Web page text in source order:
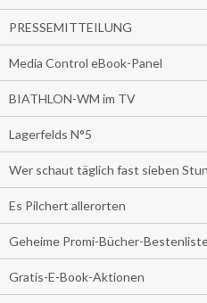
PRESSEMITTEILUNG
Media Control eBook-Panel
BIATHLON-WM im TV
Lagerfelds N°5
Wer schaut täglich fast sieben
Es Pilchert allerorten
Geheime Promi-Bücher-
Gratis-E-Book-Aktionen